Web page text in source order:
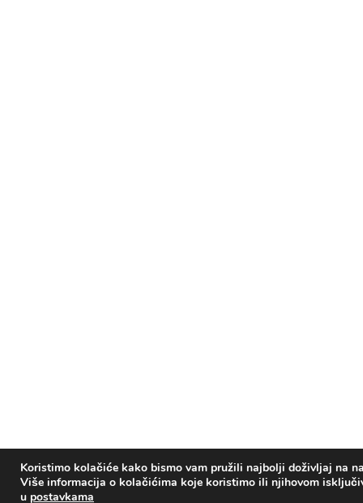
Koristimo kolačiće kako bismo vam pružili najbolji doživljaj na
Više informacija o kolačićima koje koristimo ili njihovom
u postavkama